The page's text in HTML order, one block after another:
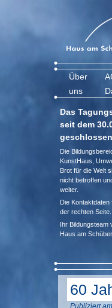
Über
uns
Das
seit dem
Die
KunstHaus,
Brot für die Welt
nicht betroffen
weiter.
Die Kontaktdaten
der rechten Seite.
Ihr Bildungsteam
Haus am
60
Publiziert am